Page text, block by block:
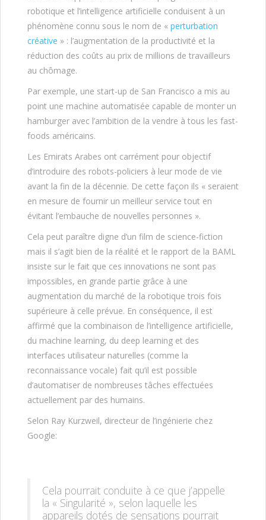
robotique et l’intelligence artificielle conduisent à un
phénomène connu sous le nom de « perturbation
créative » : l’augmentation de la productivité et la
réduction des coûts au prix de millions de travailleurs
au chômage.
Par exemple, une start-up de San Francisco a mis au
point une machine automatisée capable de monter un
hamburger avec l’ambition de la vendre à tous les fast-
foods américains.
Les Emirats Arabes ont carrément pour objectif
d’introduire des robots-policiers à leur mode de vie
avant la fin de la décennie. De cette façon ils « seraient
en mesure de fournir un meilleur service tout en
évitant l’embauche de nouvelles personnes ».
Cela peut paraître digne d’un film de science-fiction
mais il s’agit bien de la réalité et le rapport de la BAML
insiste sur le fait que ces innovations ne sont pas
impossibles, en grande partie grâce à une
augmentation du marché de la robotique trois fois
supérieure à celle prévue. En conséquence, il est
affirmé que la combinaison de l’intelligence artificielle,
du machine learning, du deep learning et des
interfaces utilisateur naturelles (comme la
reconnaissance vocale) fait qu’il est possible
d’automatiser de nombreuses tâches effectuées
actuellement par des humains.
Selon Ray Kurzweil, directeur de l’ingénierie chez
Google:
Cela pourrait conduite à ce que j’appelle
la « Singularité », selon laquelle les
appareils dotés de sensations pourrait